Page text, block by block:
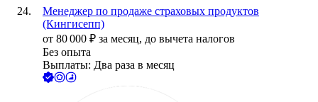
Менеджер по продаже страховых продуктов
(Кингисепп)
от 80 000 ₽ за месяц, до вычета налогов
Без опыта
Выплаты: Два раза в месяц